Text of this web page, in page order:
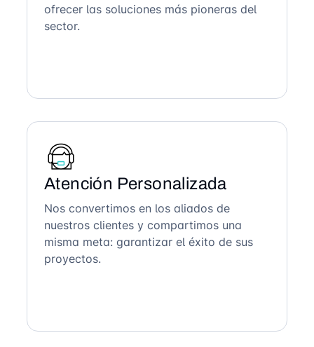
ofrecer las soluciones más pioneras del
sector.
Atención Personalizada
Nos convertimos en los aliados de
nuestros clientes y compartimos una
misma meta: garantizar el éxito de sus
proyectos.